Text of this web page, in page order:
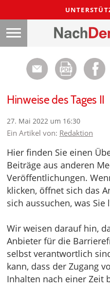
Hinweise des Tages II
27. Mai 2022 um 16:30
Ein Artikel von: Redaktion
Hier finden Sie einen
Beiträge aus anderen
Veröffentlichungen.
klicken, öffnet sich das
sich aussuchen, was Sie
Wir weisen darauf hin,
Anbieter für die
selbst verantwortlich
kann, dass der Zugang
Inhalten nach einer Zeit